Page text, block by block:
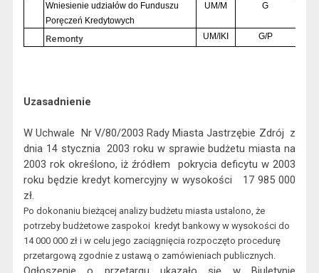
Wniesienie udziałów do Funduszu
Poręczeń Kredytowych
UM/M G
Remonty UM/IKI G/P
Uzasadnienie
W Uchwale Nr V/80/2003 Rady Miasta Jastrzębie Zdrój z
dnia 14 stycznia 2003 roku w sprawie budżetu miasta na
2003 rok określono, iż źródłem
pokrycia deficytu w 2003
roku będzie kredyt komercyjny w wysokości
17 985 000
zł.
Po dokonaniu bieżącej analizy budżetu miasta ustalono, że
potrzeby budżetowe zaspokoi kredyt bankowy w wysokości do
14 000 000 zł i w celu jego zaciągnięcia rozpoczęto procedurę
przetargową zgodnie z ustawą o zamówieniach publicznych.